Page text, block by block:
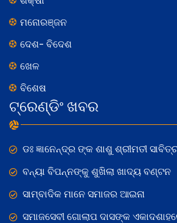
ମନୋରଞ୍ଜନ
ଦେଶ- ବିଦେଶ
ଖେଳ
ବିଶେଷ
ଟ୍ରେଣ୍ଡିଂ ଖବର
ଡଃ ଜ୍ଞାନେନ୍ଦ୍ର ଙ୍କ ଶାଶୁ ଶ୍ରୀମତୀ
ବନ୍ୟା ବିପନ୍ନଙ୍କୁ ଶୁଖିଲା ଖାଦ୍ୟ ବଣ୍ଟନ
ସାମ୍ବାଦିକ ମାନେ ସମାଜର ଆଇନା
ସମାଜସେବୀ ଗୋଲାପ ଦାସଙ୍କ